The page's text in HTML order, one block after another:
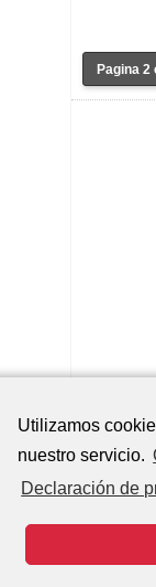
Utilizamos
nuestro servicio.
Declaración de
Pagina 2
POPULARES
Ritmo